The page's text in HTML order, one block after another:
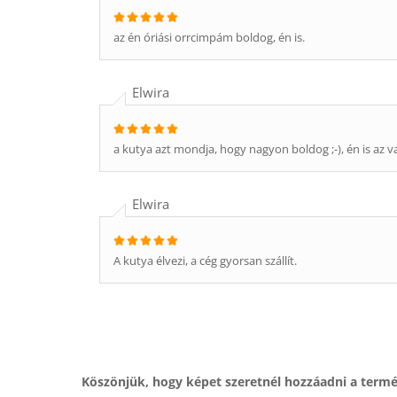
az én óriási orrcimpám boldog, én is.
Elwira
a kutya azt mondja, hogy nagyon boldog ;-), én is az
Elwira
A kutya élvezi, a cég gyorsan szállít.
Köszönjük, hogy képet szeretnél hozzáadni a